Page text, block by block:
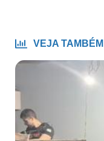
VEJA TAMBÉM